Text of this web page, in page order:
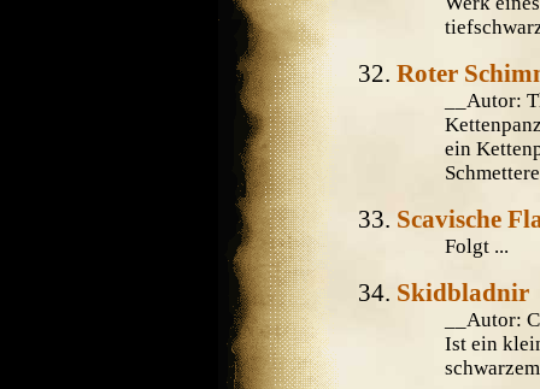
Roter
__Autor:
ein
Scavische
Folgt ...
Skidbladnir
__Autor:
Ist ein